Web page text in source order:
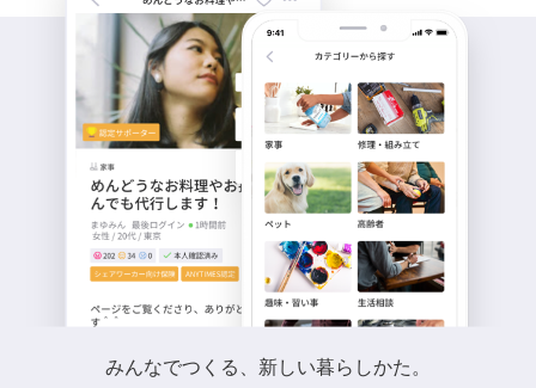
みんなでつくる、新しい暮らしかた。